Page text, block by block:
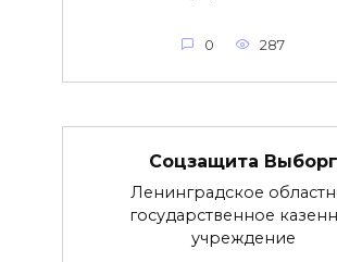
0 287
Соцзащита Выборг
Ленинградское
государственное
учреждение